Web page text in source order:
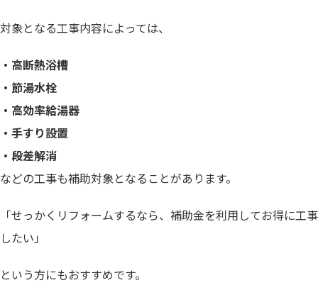
対象となる工事内容によっては、
・高断熱浴槽
・節湯水栓
・高効率給湯器
・手すり設置
・段差解消
などの工事も補助対象となることがあります。
「せっかくリフォームするなら、補助金を利用してお得に工事
したい」
という方にもおすすめです。